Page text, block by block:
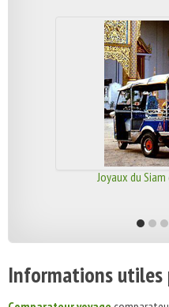
Joyaux du
Informations utiles